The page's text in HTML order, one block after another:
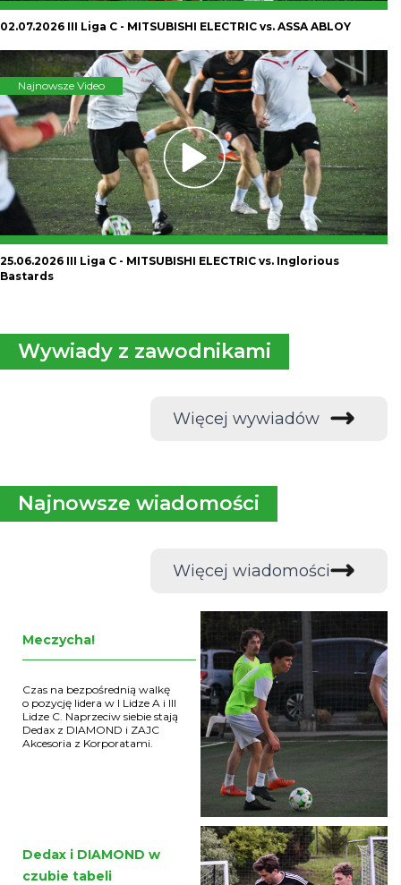
02.07.2026 III Liga C - MITSUBISHI ELECTRIC vs. ASSA ABLOY
Najnowsze Video
25.06.2026 III Liga C - MITSUBISHI ELECTRIC vs. Inglorious
Bastards
Wywiady z zawodnikami
Więcej wywiadów
Najnowsze wiadomości
Więcej wiadomości
Meczycha!
Czas na bezpośrednią walkę
o pozycję lidera w I Lidze A i III
Lidze C. Naprzeciw siebie stają
Dedax z DIAMOND i ZAJC
Akcesoria z Korporatami.
Dedax i DIAMOND w
czubie tabeli